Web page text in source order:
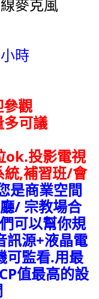
麥克風
時
觀
多可議
ok.投影電視
統,補習班/會
是商業空間
/ 宗教場合
可以幫你規
訊源+液晶電
可監看.用最
值最高的設